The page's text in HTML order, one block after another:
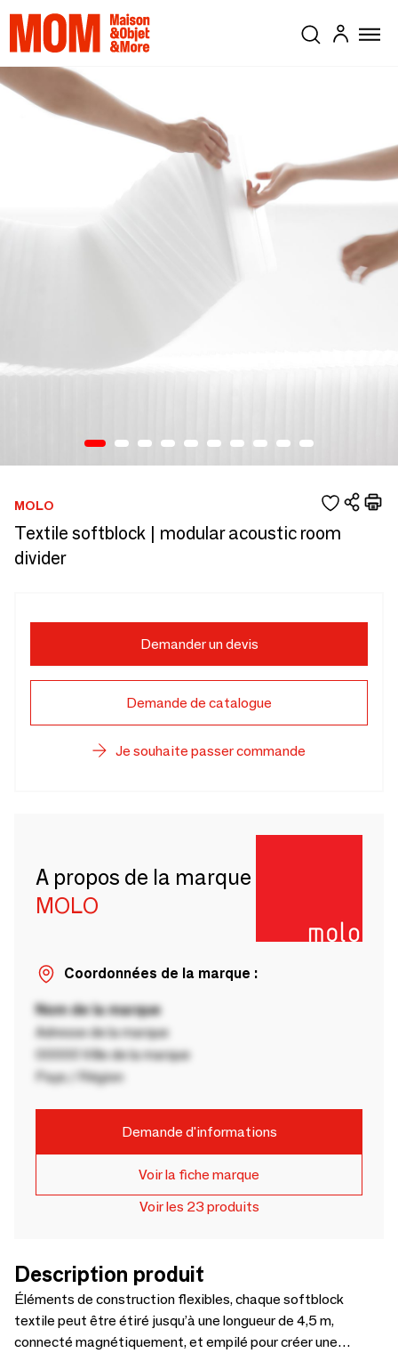
MOLO
Textile softblock | modular acoustic room
divider
Demander un devis
Demande de catalogue
Je souhaite passer commande
A propos de la marque
MOLO
Coordonnées de la marque :
Nom de la marque
Adresse de la marque
00000 Ville de la marque
Pays / Région
Demande d'informations
Voir la fiche marque
Voir les 23 produits
Description produit
Éléments de construction flexibles, chaque softblock
textile peut être étiré jusqu’à une longueur de 4,5 m,
connecté magnétiquement, et empilé pour créer une